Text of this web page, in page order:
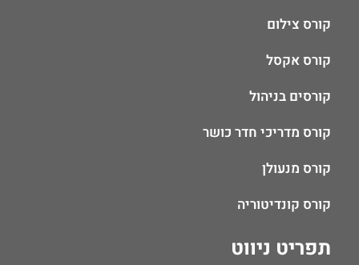
תפריט ניווט
קורס צילום
קורס אקסל
קורסים בניהול
קורס מדריכי חדר כושר
קורס מנעולן
קורס קונדיטוריה